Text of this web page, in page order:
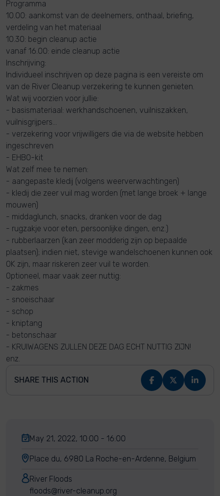
Programma
10.00: aankomst van de deelnemers, onthaal, briefing,
verdeling van het materiaal
10.30: begin cleanup actie
vanaf 16.00: einde cleanup actie
Inschrijving:
Individueel inschrijven op deze pagina is een vereiste om
van de River Cleanup verzekering te kunnen genieten.
Wat wij voorzien voor jullie:
- basismateriaal: werkhandschoenen, vuilniszakken,
vuilnisgrijpers…
- verzekering voor vrijwilligers die via de website hebben
ingeschreven
- EHBO-kit
Wat zelf mee te nemen:
- aangepaste kledij (volgens weerverwachtingen)
- kledij die zeer vuil mag worden (met lange broek + lange
mouwen)
- middaglunch, snacks, dranken voor de dag
- rugzakje voor eten, persoonlijke dingen, enz.)
- rubberlaarzen (kan zeer modderig zijn op bepaalde
plaatsen); indien niet, stevige wandelschoenen kunnen ook
OK zijn, maar riskeren zeer vuil te worden.
Optioneel, maar vaak zeer nuttig:
- zakmes
- snoeischaar
- schop
- kniptang
- betonschaar
- KRUIWAGENS ZULLEN DEZE DAG ECHT NUTTIG ZIJN!
enz.
SHARE THIS ACTION
May 21, 2022, 10:00 - 16:00
Place du, 6980 La Roche-en-Ardenne, Belgium
River Floods
floods@river-cleanup.org